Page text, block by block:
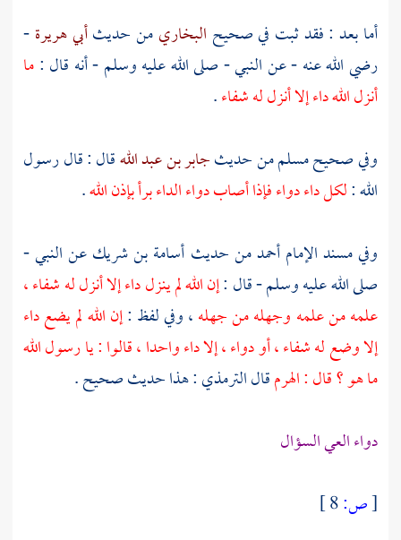
أما بعد : فقد ثبت في صحيح البخاريمن حديثأبي هريرة-
رضي الله عنه - عن النبي - صلى الله عليه وسلم - أنه قال :ما
أنزل الله داء إلا أنزل له شفاء.
وفي صحيحمسلممن حديثجابر بن عبد اللهقال : قال رسول
الله :لكل داء دواء فإذا أصاب دواء الداء برأ بإذن الله.
وفي مسند الإمامأحمدمن حديث أسامة بن شريكعن النبي -
صلى الله عليه وسلم - قال :إن الله لم ينزل داء إلا أنزل له شفاء ،
علمه من علمه وجهله من جهله، وفي لفظ :إن الله لم يضع داء
إلا وضع له شفاء ، أو دواء ، إلا داء واحدا ، قالوا : يا رسول الله
ما هو ؟ قال : الهرمقالالترمذي: هذا حديث صحيح .
دواء العي السؤال
[ص: